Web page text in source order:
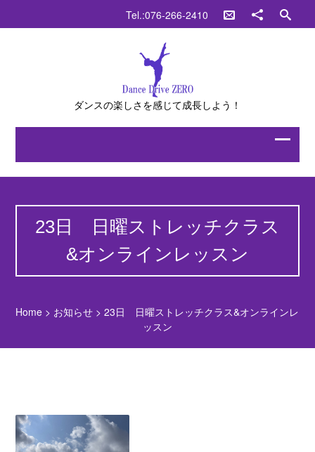
Tel.:076-266-2410
ダンスの楽しさを感じて成長しよう！
23日 日曜ストレッチクラス
&オンラインレッスン
Home > お知らせ >23日 日曜ストレッチクラス&オンラインレ
ッスン